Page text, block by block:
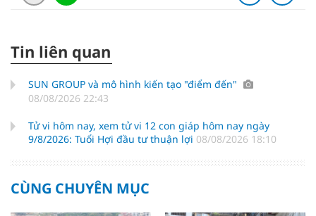
Tin liên quan
SUN GROUP và mô hình kiến tạo "điểm đến"
08/08/2026 22:43
Tử vi hôm nay, xem tử vi 12 con giáp hôm nay ngày
9/8/2026: Tuổi Hợi đầu tư thuận lợi 08/08/2026 18:10
CÙNG CHUYÊN MỤC